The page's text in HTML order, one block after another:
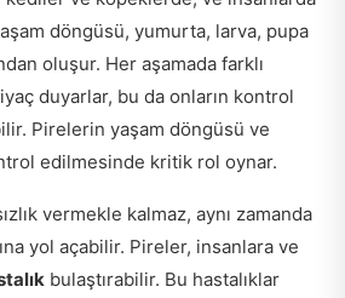
döngüsü, yumurta, larva, pupa
oluşur. Her aşamada farklı
duyarlar, bu da onların kontrol
Pirelerin yaşam döngüsü ve
edilmesinde kritik rol oynar.
vermekle kalmaz, aynı zamanda
yol açabilir. Pireler, insanlara ve
bulaştırabilir. Bu hastalıklar